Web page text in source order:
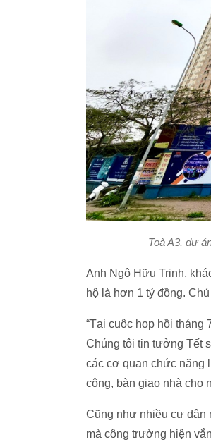
Toà A3, dự
Anh Ngô Hữu Trịnh,
hộ là hơn 1 tỷ đồng.
“Tại cuộc họp hồi tháng
Chúng tôi tin tưởng Tết
các cơ quan chức năng
công, bàn giao nhà cho
Cũng như nhiều cư dân
mà công trường hiện